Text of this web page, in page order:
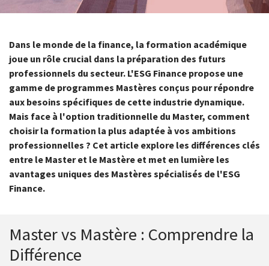
Dans le monde de la finance, la formation académique
joue un rôle crucial dans la préparation des futurs
professionnels du secteur. L'ESG Finance propose une
gamme de programmes Mastères conçus pour répondre
aux besoins spécifiques de cette industrie dynamique.
Mais face à l'option traditionnelle du Master, comment
choisir la formation la plus adaptée à vos ambitions
professionnelles ? Cet article explore les différences clés
entre le Master et le Mastère et met en lumière les
avantages uniques des Mastères spécialisés de l'ESG
Finance.
Master vs Mastère : Comprendre la
Différence